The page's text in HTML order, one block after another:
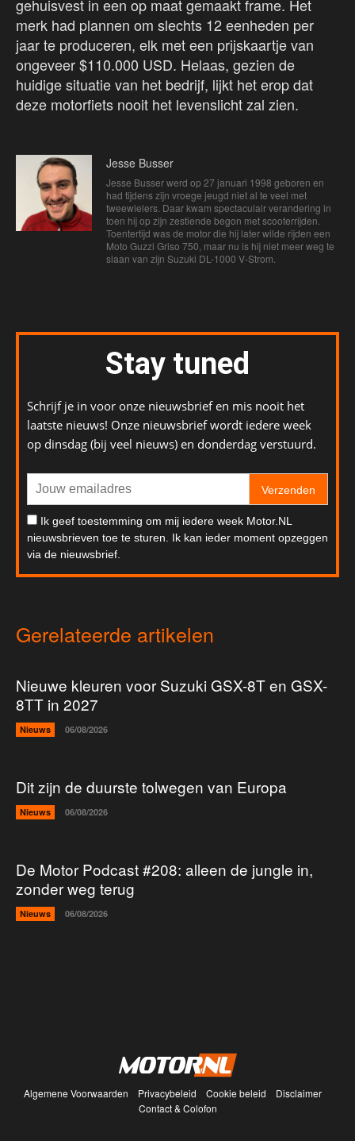
gehuisvest in een op maat gemaakt frame. Het
merk had plannen om slechts 12 eenheden per
jaar te produceren, elk met een prijskaartje van
ongeveer $110.000 USD. Helaas, gezien de
huidige situatie van het bedrijf, lijkt het erop dat
deze motorfiets nooit het levenslicht zal zien.
Jesse Busser
Jesse Busser werd op 27 januari 1998 geboren en
had tijdens zijn vroege jeugd niet al te veel met
tweewielers. Daar kwam spectaculair verandering in
toen hij op zijn zestiende begon met scooterrijden.
Toentertijd was de motor die hij later wilde rijden een
Moto Guzzi Griso 750, maar nu is hij niet meer weg te
slaan van zijn Suzuki DL-1000 V-Strom.
Stay tuned
Schrijf je in voor onze nieuwsbrief en mis nooit het
laatste nieuws! Onze nieuwsbrief wordt iedere week
op dinsdag (bij veel nieuws) en donderdag verstuurd.
Verzenden
Ik geef toestemming om mij iedere week Motor.NL
nieuwsbrieven toe te sturen. Ik kan ieder moment opzeggen
via de nieuwsbrief.
Gerelateerde artikelen
Nieuwe kleuren voor Suzuki GSX-8T en GSX-
8TT in 2027
Nieuws 06/08/2026
Dit zijn de duurste tolwegen van Europa
Nieuws 06/08/2026
De Motor Podcast #208: alleen de jungle in,
zonder weg terug
Nieuws 06/08/2026
Algemene Voorwaarden Privacybeleid Cookie beleid
Disclaimer
Contact & Colofon